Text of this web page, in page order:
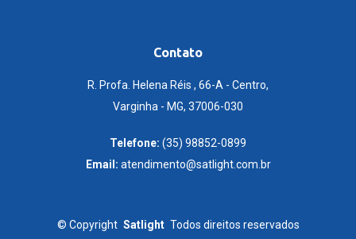
Contato
R. Profa. Helena Réis , 66-A - Centro,
Varginha - MG, 37006-030
Telefone: (35) 98852-0899
Email: atendimento@satlight.com.br
© Copyright Satlight Todos direitos reservados